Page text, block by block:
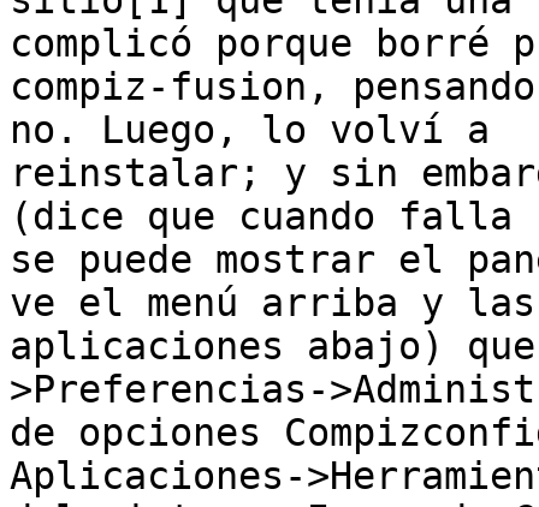
complicó porque borré
compiz-fusion,
no. Luego, lo volví a
reinstalar; y sin
(dice que cuando falla
se puede mostrar el
ve el menú arriba y las
aplicaciones abajo)
>Preferencias-
de opciones
Aplicaciones-